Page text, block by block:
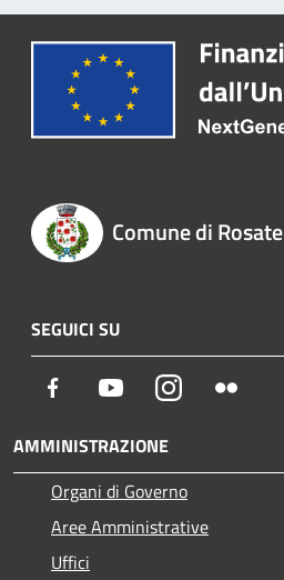
Comune di Rosate
SEGUICI SU
Facebook YoutubeInstagram
AMMINISTRAZIONE
Organi di Governo
Aree Amministrative
Uffici